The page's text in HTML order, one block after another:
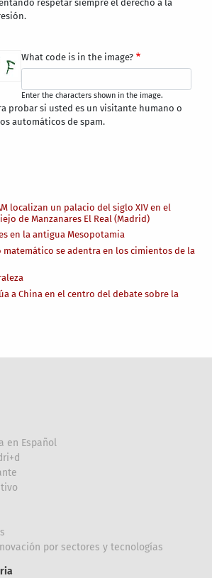
localizan un palacio del siglo XIV en el
de Manzanares El Real (Madrid)
en la antigua Mesopotamia
matemático se adentra en los cimientos de la
a China en el centro del debate sobre la
respetar siempre el derecho a la
What code is in the image?
Enter the characters shown in the image.
probar si usted es un visitante humano o
automáticos de spam.
en Español
por sectores y tecnologías